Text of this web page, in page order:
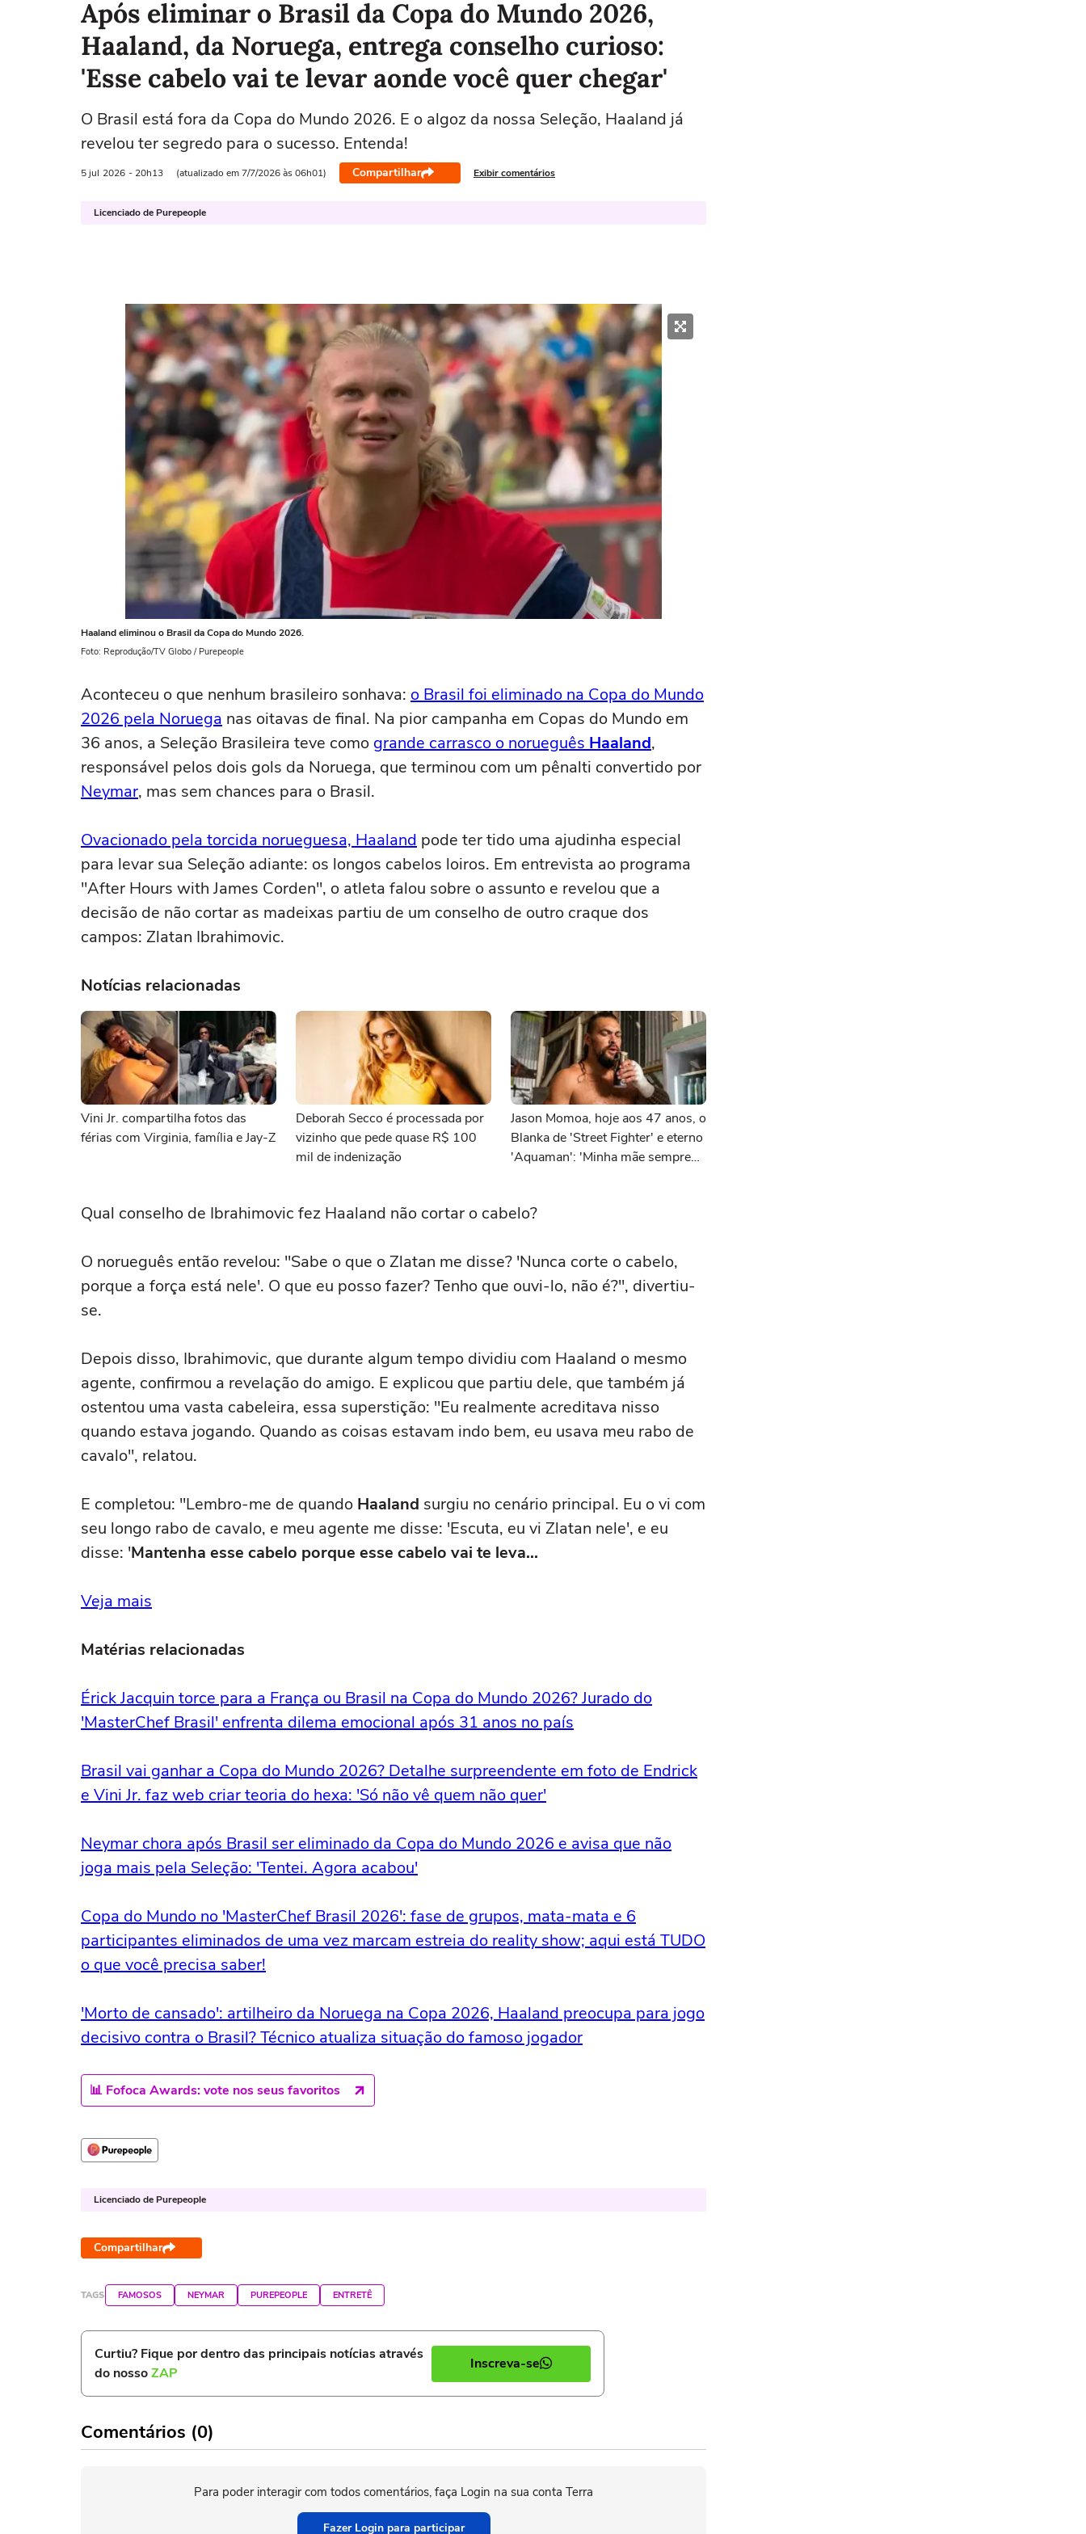
Após eliminar o Brasil da Copa do Mundo 2026,
Haaland, da Noruega, entrega conselho curioso:
'Esse cabelo vai te levar aonde você quer chegar'
O Brasil está fora da Copa do Mundo 2026. E o algoz da nossa Seleção, Haaland já
revelou ter segredo para o sucesso. Entenda!
5 jul 2026 - 20h13 (atualizado em 7/7/2026 às 06h01) Compartilhar Exibir comentários
Licenciado de Purepeople
Haaland eliminou o Brasil da Copa do Mundo 2026.
Foto: Reprodução/TV Globo / Purepeople
Aconteceu o que nenhum brasileiro sonhava: o Brasil foi eliminado na Copa do Mundo
2026 pela Noruega nas oitavas de final. Na pior campanha em Copas do Mundo em
36 anos, a Seleção Brasileira teve como grande carrasco o norueguês Haaland,
responsável pelos dois gols da Noruega, que terminou com um pênalti convertido por
Neymar, mas sem chances para o Brasil.
Ovacionado pela torcida norueguesa, Haaland pode ter tido uma ajudinha especial
para levar sua Seleção adiante: os longos cabelos loiros. Em entrevista ao programa
"After Hours with James Corden", o atleta falou sobre o assunto e revelou que a
decisão de não cortar as madeixas partiu de um conselho de outro craque dos
campos: Zlatan Ibrahimovic.
Notícias relacionadas
Vini Jr. compartilha fotos das
férias com Virginia, família e Jay-Z
Deborah Secco é processada por
vizinho que pede quase R$ 100
mil de indenização
Jason Momoa, hoje aos 47 anos, o
Blanka de 'Street Fighter' e eterno
'Aquaman': 'Minha mãe sempre
melhores'
Qual conselho de Ibrahimovic fez Haaland não cortar o cabelo?
O norueguês então revelou: "Sabe o que o Zlatan me disse? 'Nunca corte o cabelo,
porque a força está nele'. O que eu posso fazer? Tenho que ouvi-lo, não é?", divertiu-
se.
Depois disso, Ibrahimovic, que durante algum tempo dividiu com Haaland o mesmo
agente, confirmou a revelação do amigo. E explicou que partiu dele, que também já
ostentou uma vasta cabeleira, essa superstição: "Eu realmente acreditava nisso
quando estava jogando. Quando as coisas estavam indo bem, eu usava meu rabo de
cavalo", relatou.
E completou: "Lembro-me de quando Haaland surgiu no cenário principal. Eu o vi com
seu longo rabo de cavalo, e meu agente me disse: 'Escuta, eu vi Zlatan nele', e eu
disse: 'Mantenha esse cabelo porque esse cabelo vai te leva...
Veja mais
Matérias relacionadas
Érick Jacquin torce para a França ou Brasil na Copa do Mundo 2026? Jurado do
'MasterChef Brasil' enfrenta dilema emocional após 31 anos no país
Brasil vai ganhar a Copa do Mundo 2026? Detalhe surpreendente em foto de Endrick
e Vini Jr. faz web criar teoria do hexa: 'Só não vê quem não quer'
Neymar chora após Brasil ser eliminado da Copa do Mundo 2026 e avisa que não
joga mais pela Seleção: 'Tentei. Agora acabou'
Copa do Mundo no 'MasterChef Brasil 2026': fase de grupos, mata-mata e 6
participantes eliminados de uma vez marcam estreia do reality show; aqui está TUDO
o que você precisa saber!
'Morto de cansado': artilheiro da Noruega na Copa 2026, Haaland preocupa para jogo
decisivo contra o Brasil? Técnico atualiza situação do famoso jogador
📊 Fofoca Awards: vote nos seus favoritos
Licenciado de Purepeople
Compartilhar
TAGS FAMOSOS NEYMAR PUREPEOPLE ENTRETÊ
Curtiu? Fique por dentro das principais notícias através
do nossoZAP
Inscreva-se
Comentários (0)
Para poder interagir com todos comentários, faça Login na sua conta Terra
Fazer Login para participar